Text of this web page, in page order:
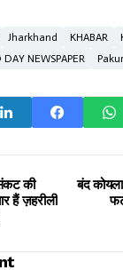
Jharkhand KHABAR
DAY NEWSPAPER Pakur
की
हैं ज़हरीली
बंद